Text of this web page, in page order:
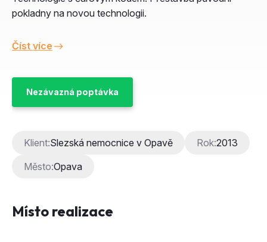
pokladny na novou technologii.
Číst více
Nezávazná poptávka
Klient:Slezská nemocnice v Opavě Rok:2013
Město:Opava
Místo realizace